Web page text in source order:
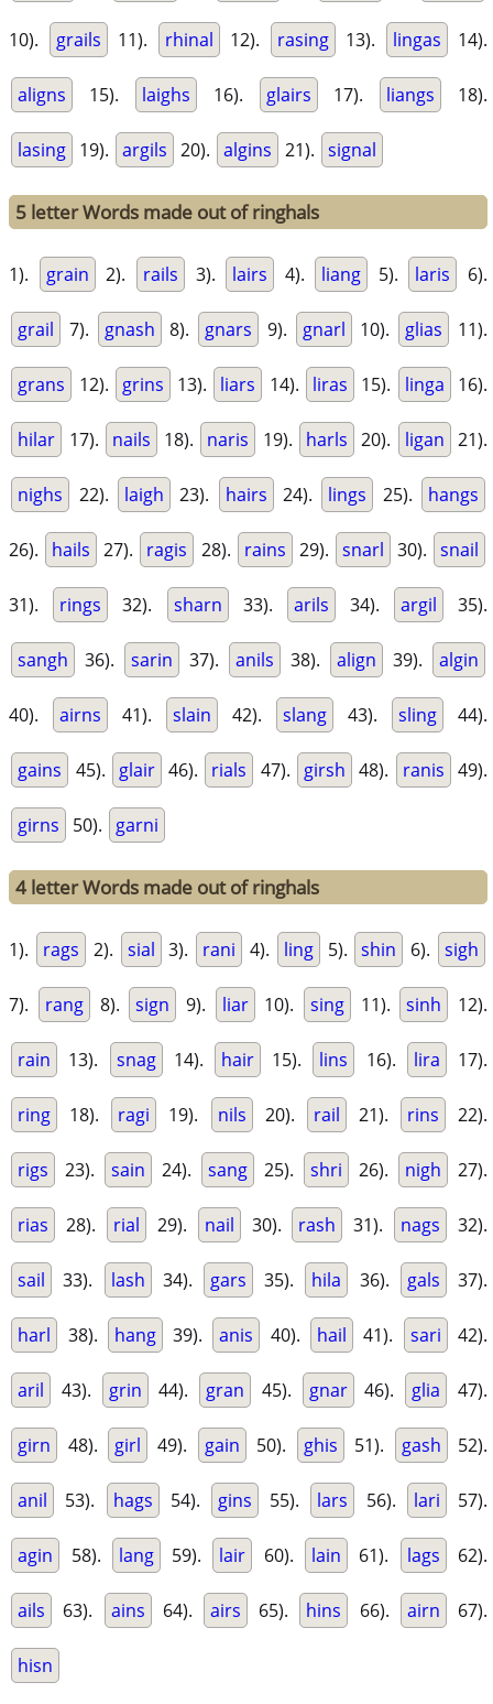
10). grails 11). rhinal 12). rasing 13). lingas 14).
aligns 15). laighs 16). glairs 17). liangs 18).
lasing 19). argils 20). algins 21). signal
5 letter Words made out of ringhals
1). grain 2). rails 3). lairs 4). liang 5). laris 6).
grail 7). gnash 8). gnars 9). gnarl 10). glias 11).
grans 12). grins 13). liars 14). liras 15). linga 16).
hilar 17). nails 18). naris 19). harls 20). ligan 21).
nighs 22). laigh 23). hairs 24). lings 25). hangs
26). hails 27). ragis 28). rains 29). snarl 30). snail
31). rings 32). sharn 33). arils 34). argil 35).
sangh 36). sarin 37). anils 38). align 39). algin
40). airns 41). slain 42). slang 43). sling 44).
gains 45). glair 46). rials 47). girsh 48). ranis 49).
girns 50). garni
4 letter Words made out of ringhals
1). rags 2). sial 3). rani 4). ling 5). shin 6). sigh
7). rang 8). sign 9). liar 10). sing 11). sinh 12).
rain 13). snag 14). hair 15). lins 16). lira 17).
ring 18). ragi 19). nils 20). rail 21). rins 22).
rigs 23). sain 24). sang 25). shri 26). nigh 27).
rias 28). rial 29). nail 30). rash 31). nags 32).
sail 33). lash 34). gars 35). hila 36). gals 37).
harl 38). hang 39). anis 40). hail 41). sari 42).
aril 43). grin 44). gran 45). gnar 46). glia 47).
girn 48). girl 49). gain 50). ghis 51). gash 52).
anil 53). hags 54). gins 55). lars 56). lari 57).
agin 58). lang 59). lair 60). lain 61). lags 62).
ails 63). ains 64). airs 65). hins 66). airn 67).
hisn